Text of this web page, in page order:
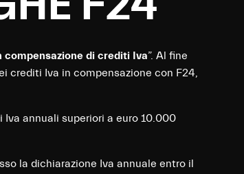
compensazione di crediti Iva”. Al fine
crediti Iva in compensazione con F24,
annuali superiori a euro 10.000
la dichiarazione Iva annuale entro il